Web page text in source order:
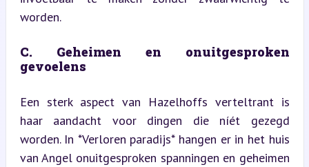
worden.
C. Geheimen en onuitgesproken
gevoelens
Een sterk aspect van Hazelhoffs verteltrant is
haar aandacht voor dingen die níét gezegd
worden. In *Verloren paradijs* hangen er in het huis
van Angel onuitgesproken spanningen en geheimen